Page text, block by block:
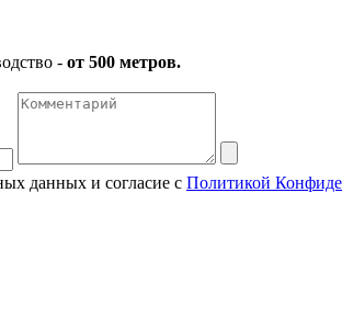
- от 500 метров.
данных и согласие с Политикой